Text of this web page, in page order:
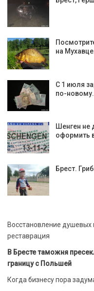
на
С 1 июля
по-
Шенген не
оформить
Брест.
Восстановление
реставрация
В Бресте таможня
границу с Польшей
Когда бизнесу пора